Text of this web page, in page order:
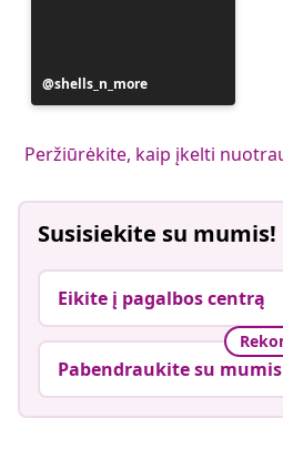
Įrašą
paskelbė
shells_n_more
Peržiūrėkite, kaip įkelti
Susisiekite su mumis!
Eikite į pagalbos centrą
Pabendraukite su mumis